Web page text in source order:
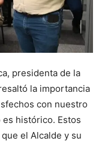
presidenta de la
la importancia
con nuestro
histórico. Estos
el Alcalde y su